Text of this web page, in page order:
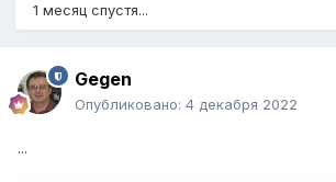
1 месяц спустя...
Gegen
Опубликовано: 4 декабря 2022
...